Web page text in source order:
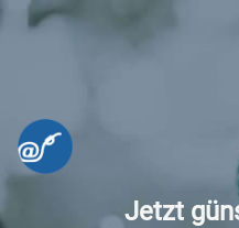
Jetzt